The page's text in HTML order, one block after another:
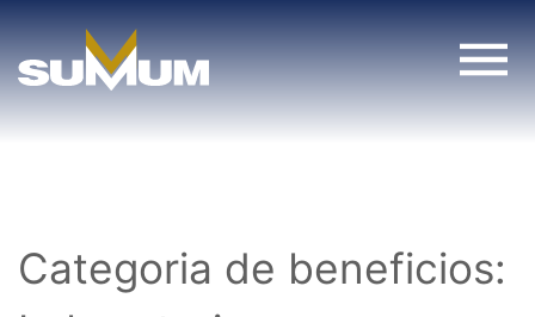
content
Categoria de beneficios: